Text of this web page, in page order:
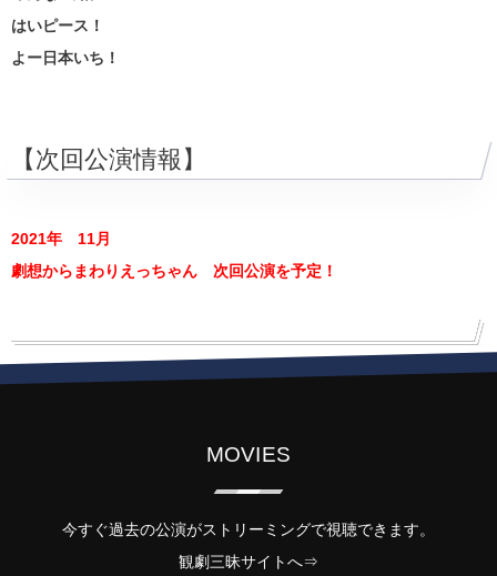
はいピース！
よー日本いち！
【次回公演情報】
2021年 11月
劇想からまわりえっちゃん 次回公演を予定！
MOVIES
今すぐ過去の公演がストリーミングで視聴できます。
観劇三昧サイトへ⇒